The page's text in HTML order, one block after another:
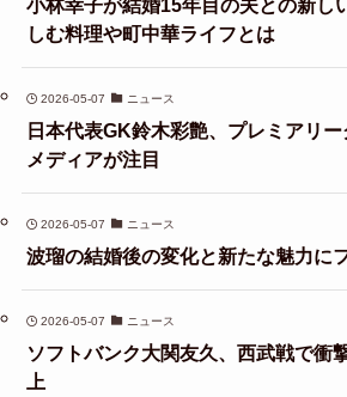
しむ料理や町中華ライフとは
2026-05-07 ニュース
日本代表GK鈴木彩艶、プレミアリ
メディアが注目
2026-05-07 ニュース
波瑠の結婚後の変化と新たな魅力に
2026-05-07 ニュース
ソフトバンク大関友久、西武戦で衝
上